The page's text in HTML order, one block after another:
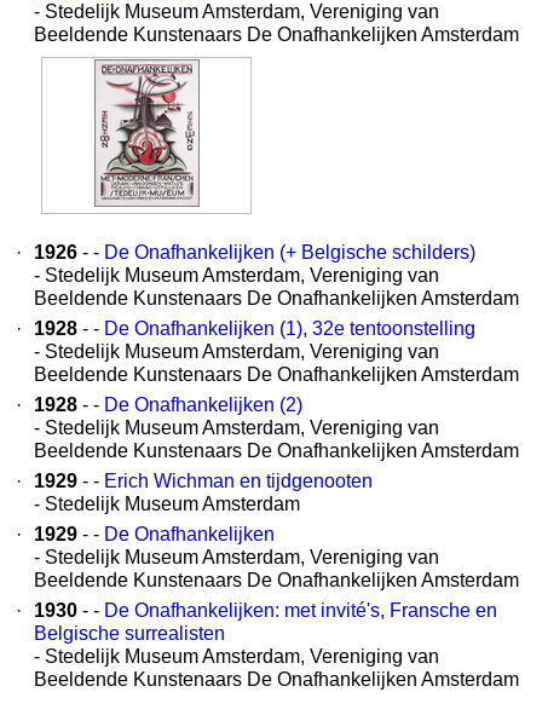
- Stedelijk Museum Amsterdam, Vereniging van
Beeldende Kunstenaars De Onafhankelijken Amsterdam
· 1926 - - De Onafhankelijken (+ Belgische schilders)
- Stedelijk Museum Amsterdam, Vereniging van
Beeldende Kunstenaars De Onafhankelijken Amsterdam
·
1928 - - De Onafhankelijken (1), 32e tentoonstelling
- Stedelijk Museum Amsterdam, Vereniging van
Beeldende Kunstenaars De Onafhankelijken Amsterdam
·
1928 - - De Onafhankelijken (2)
- Stedelijk Museum Amsterdam, Vereniging van
Beeldende Kunstenaars De Onafhankelijken Amsterdam
·
1929 - - Erich Wichman en tijdgenooten
- Stedelijk Museum Amsterdam
·
1929 - - De Onafhankelijken
- Stedelijk Museum Amsterdam, Vereniging van
Beeldende Kunstenaars De Onafhankelijken Amsterdam
·
1930 - - De Onafhankelijken: met invité's, Fransche en
Belgische surrealisten
- Stedelijk Museum Amsterdam, Vereniging van
Beeldende Kunstenaars De Onafhankelijken Amsterdam